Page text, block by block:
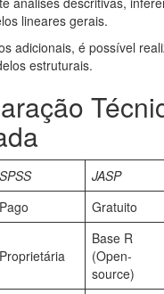
lineares gerais.
adicionais, é possível
estruturais.
SPSS JASP
Pago Gratuito
Proprietária
Base R
(Open-
source)